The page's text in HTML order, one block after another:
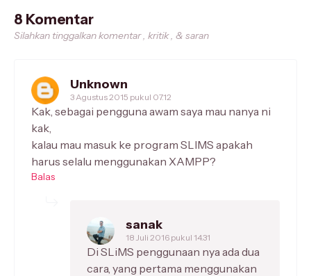
8 Komentar
Silahkan tinggalkan komentar , kritik , & saran
Unknown
3 Agustus 2015 pukul 07.12
Kak, sebagai pengguna awam saya mau nanya ni
kak,
kalau mau masuk ke program SLIMS apakah
harus selalu menggunakan XAMPP?
Balas
sanak
18 Juli 2016 pukul 14.31
Di SLiMS penggunaan nya ada dua
cara, yang pertama menggunakan